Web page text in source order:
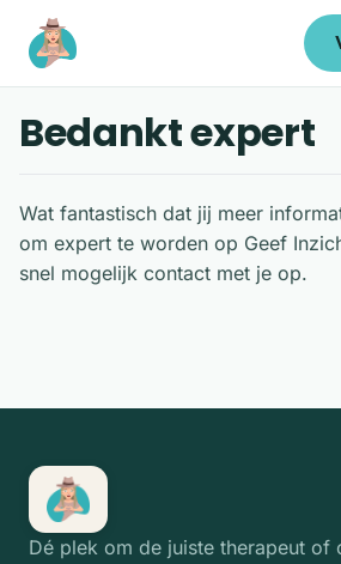
Ga naar de inhoud
Bedankt expert
Wat fantastisch dat jij meer
om expert te worden op Geef
snel mogelijk contact met je op.
Dé plek om de juiste therapeut of